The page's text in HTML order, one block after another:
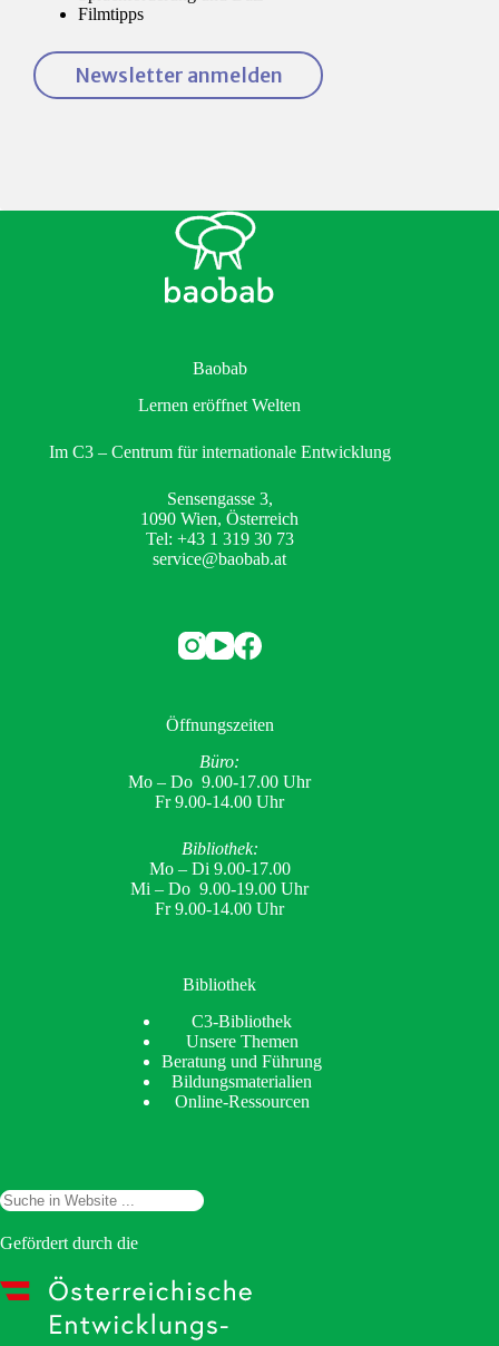
Filmtipps
Newsletter anmelden
Baobab
Lernen eröffnet Welten
Im C3 – Centrum für internationale Entwicklung
Sensengasse 3,
1090 Wien, Österreich
Tel: +43 1 319 30 73
service@baobab.at
Öffnungszeiten
Büro:
Mo – Do 9.00-17.00 Uhr
Fr 9.00-14.00 Uhr
Bibliothek:
Mo – Di 9.00-17.00
Mi – Do 9.00-19.00 Uhr
Fr 9.00-14.00 Uhr
Bibliothek
C3-Bibliothek
Unsere Themen
Beratung und Führung
Bildungsmaterialien
Online-Ressourcen
Suchen
Gefördert durch die